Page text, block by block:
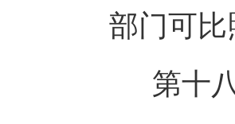
部门可
第十